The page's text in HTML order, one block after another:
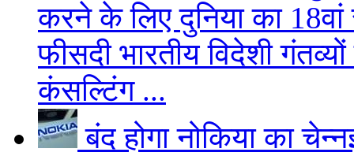
करने के लिए दुनिया का
फीसदी भारतीय विदेशी
कंसल्टिंग ...
बंद होगा नोकिया का